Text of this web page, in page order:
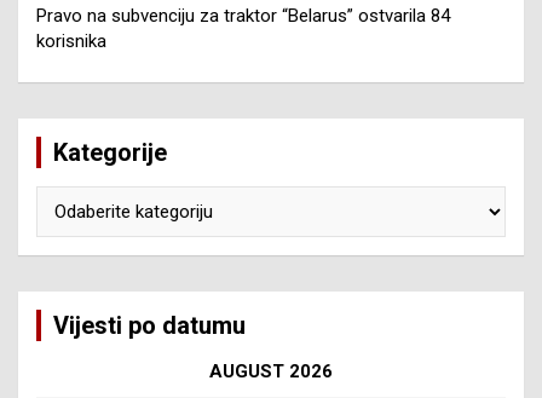
Pravo na subvenciju za traktor “Belarus” ostvarila 84
korisnika
Kategorije
Vijesti po datumu
AUGUST 2026